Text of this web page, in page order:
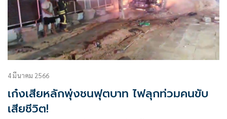
4 มีนาคม 2566
เก๋งเสียหลักพุ่งชนฟุตบาท ไฟลุกท่วมคนขับ
เสียชีวิต!